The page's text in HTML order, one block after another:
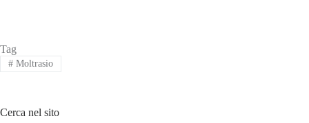
Tag
#Moltrasio
Cerca nel sito